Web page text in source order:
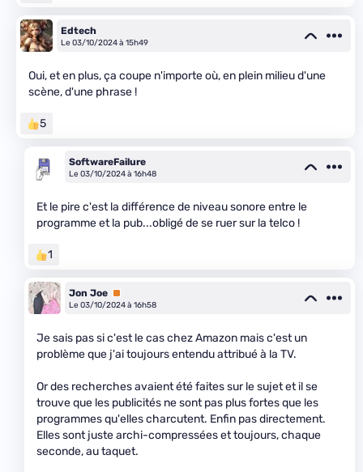
Edtech
Le 03/10/2024 à 15h49
Oui, et en plus, ça coupe n'importe où, en plein milieu d'une
scène, d'une phrase !
5
SoftwareFailure
Le 03/10/2024 à 16h48
Et le pire c'est la différence de niveau sonore entre le
programme et la pub...obligé de se ruer sur la telco !
1
Jon Joe Premium
Le 03/10/2024 à 16h58
Je sais pas si c'est le cas chez Amazon mais c'est un
problème que j'ai toujours entendu attribué à la TV.
Or des recherches avaient été faites sur le sujet et il se
trouve que les publicités ne sont pas plus fortes que les
programmes qu'elles charcutent. Enfin pas directement.
Elles sont juste archi-compressées et toujours, chaque
seconde, au taquet.